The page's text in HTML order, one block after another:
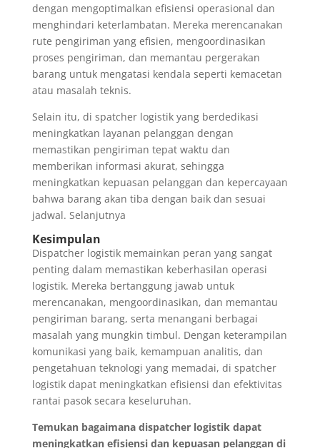
dengan mengoptimalkan efisiensi operasional dan
menghindari keterlambatan. Mereka merencanakan
rute pengiriman yang efisien, mengoordinasikan
proses pengiriman, dan memantau pergerakan
barang untuk mengatasi kendala seperti kemacetan
atau masalah teknis.
Selain itu, di spatcher logistik yang berdedikasi
meningkatkan layanan pelanggan dengan
memastikan pengiriman tepat waktu dan
memberikan informasi akurat, sehingga
meningkatkan kepuasan pelanggan dan kepercayaan
bahwa barang akan tiba dengan baik dan sesuai
jadwal. Selanjutnya
Kesimpulan
Dispatcher logistik memainkan peran yang sangat
penting dalam memastikan keberhasilan operasi
logistik. Mereka bertanggung jawab untuk
merencanakan, mengoordinasikan, dan memantau
pengiriman barang, serta menangani berbagai
masalah yang mungkin timbul. Dengan keterampilan
komunikasi yang baik, kemampuan analitis, dan
pengetahuan teknologi yang memadai, di spatcher
logistik dapat meningkatkan efisiensi dan efektivitas
rantai pasok secara keseluruhan.
Temukan bagaimana dispatcher logistik dapat
meningkatkan efisiensi dan kepuasan pelanggan di